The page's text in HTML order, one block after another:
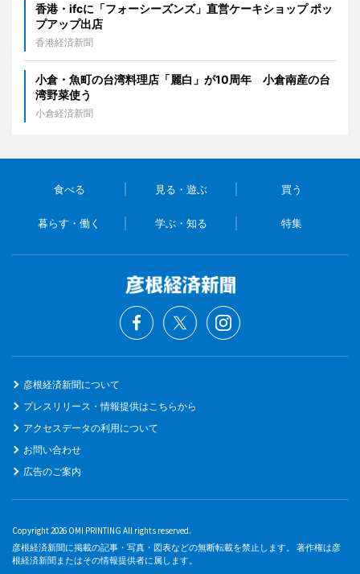
香港・ifcに「フォーシーズンズ」直営ケーキショップ ポッ
プアップ出店
香港経済新聞
小倉・魚町の台湾料理店「麗白」が10周年 小倉南産の台
湾野菜使う
小倉経済新聞
食べる 見る・遊ぶ 買う
暮らす・働く 学ぶ・知る 特集
彦根経済新聞について
プレスリリース・情報提供はこちらから
アクセスデータの利用について
お問い合わせ
広告のご案内
Copyright 2026 OMI PRINTING All rights reserved.
彦根経済新聞に掲載の記事・写真・図表などの無断転載を禁止します。 著作権は彦
根経済新聞またはその情報提供者に属します。